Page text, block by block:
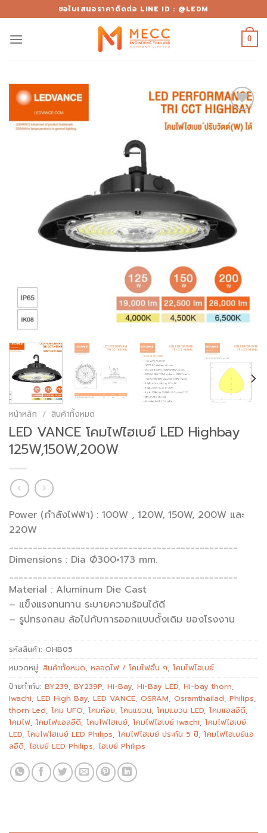
to
content
ขอใบเสนอราคาติดต่อ LINE ID : @LEDM
0
หน้าหลัก / สินค้าทั้งหมด
LED VANCE โคมไฟไฮเบย์ LED Highbay
125W,150W,200W
Power (กำลังไฟฟ้า) : 100W , 120W, 150W, 200W และ
220W
________________________________________________
Dimensions : Dia Ø300×173 mm.
________________________________________________
Material : Aluminum Die Cast
– แข็งแรงทนทาน ระบายความร้อนได้ดี
– รูปทรงกลม ล้อไปกับการออกแบบดั้งเดิม ของโรงงาน
รหัสสินค้า: OHB05
หมวดหมู่: สินค้าทั้งหมด หลอดไฟ / โคมไฟอื่น ๆ โคมไฟไฮเบย์
ป้ายกำกับ: BY239 BY239P Hi-Bay Hi-Bay LED Hi-bay thorn
Iwachi LED High Bay LED VANCE OSRAM Osramthailad Philips
thorn Led โคม UFO โคมห้อย โคมแขวน โคมแขวน LED โคมแอลอีดี
โคมไฟ โคมไฟแอลอีดี โคมไฟไฮเบย์ โคมไฟไฮเบย์ Iwachi โคมไฟไฮเบย์
LED โคมไฟไฮเบย์ LED Philips โคมไฟไฮเบย์ ประกัน 5 ปี โคมไฟไฮเบย์แอ
ลอีดี ไฮเบย์ LED Philips ไฮเบย์ Philips